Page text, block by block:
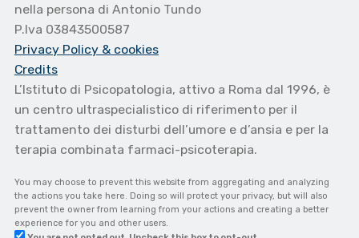
nella persona di Antonio Tundo
P.Iva 03843500587
Privacy Policy & cookies
Credits
L’Istituto di Psicopatologia, attivo a Roma dal 1996, è
un centro ultraspecialistico di riferimento per il
trattamento dei disturbi dell’umore e d’ansia e per la
terapia combinata farmaci-psicoterapia.
You may choose to prevent this website from aggregating and analyzing
the actions you take here. Doing so will protect your privacy, but will also
prevent the owner from learning from your actions and creating a better
experience for you and other users.